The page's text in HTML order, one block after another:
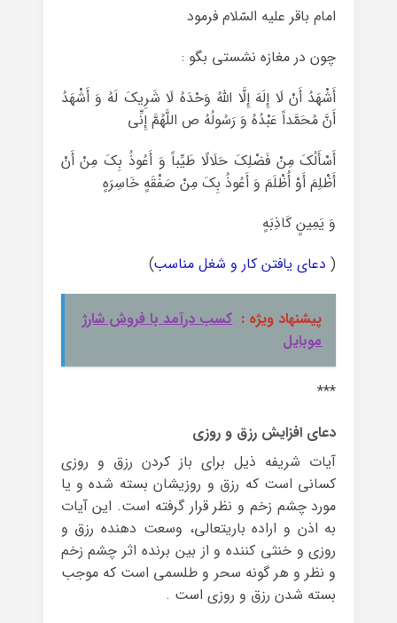
امام باقر علیه السّلام فرمود
چون در مغازه نشستی بگو :
أَشْهَدُ أَنْ لَا إِلَهَ إِلَّا اللَّهُ وَحْدَهُ لَا شَرِیکَ لَهُ وَ أَشْهَدُ
أَنَّ مُحَمَّداً عَبْدُهُ وَ رَسُولُهُ ص اللَّهُمَّ إِنِّی
أَسْأَلُکَ مِنْ فَضْلِکَ حَلَالًا طَیِّباً وَ أَعُوذُ بِکَ‏ مِنْ‏ أَنْ‏
أَظْلِمَ‏ أَوْ أُظْلَمَ‏ وَ أَعُوذُ بِکَ‏ مِنْ‏ صَفْقَهٍ خَاسِرَهٍ
وَ یَمِینٍ کَاذِبَهٍ
( دعای یافتن کار و شغل مناسب)
پیشنهاد ویژه : کسب درآمد با فروش شارژ
موبایل
***
دعای افزایش رزق و روزی
آیات شریفه ذیل برای باز کردن رزق و روزی
کسانی است که رزق و روزیشان بسته شده و یا
مورد چشم زخم و نظر قرار گرفته است. این آیات
به اذن و اراده باریتعالی، وسعت دهنده رزق و
روزی و خنثی کننده و از بین برنده اثر چشم زخم
و نظر و هر گونه سحر و طلسمی است که موجب
بسته شدن رزق و روزی است .